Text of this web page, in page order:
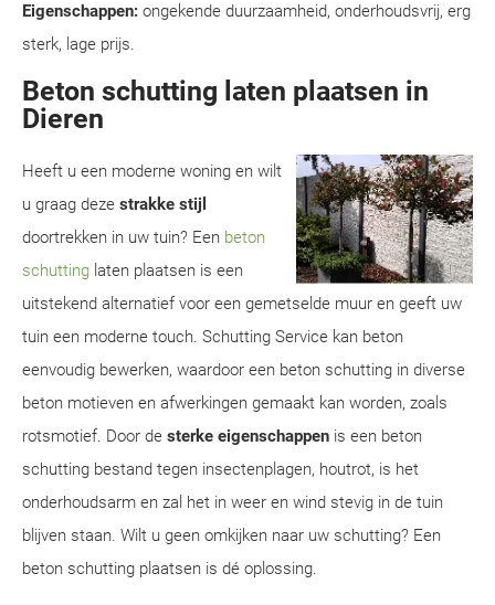
Eigenschappen: ongekende duurzaamheid, onderhoudsvrij, erg
sterk, lage prijs.
Beton schutting laten plaatsen in
Dieren
Heeft u een moderne woning en wilt
u graag deze strakke stijl
doortrekken in uw tuin? Een beton
schutting laten plaatsen is een
uitstekend alternatief voor een gemetselde muur en geeft uw
tuin een moderne touch. Schutting Service kan beton
eenvoudig bewerken, waardoor een beton schutting in diverse
beton motieven en afwerkingen gemaakt kan worden, zoals
rotsmotief. Door de sterke eigenschappen is een beton
schutting bestand tegen insectenplagen, houtrot, is het
onderhoudsarm en zal het in weer en wind stevig in de tuin
blijven staan. Wilt u geen omkijken naar uw schutting? Een
beton schutting plaatsen is dé oplossing.